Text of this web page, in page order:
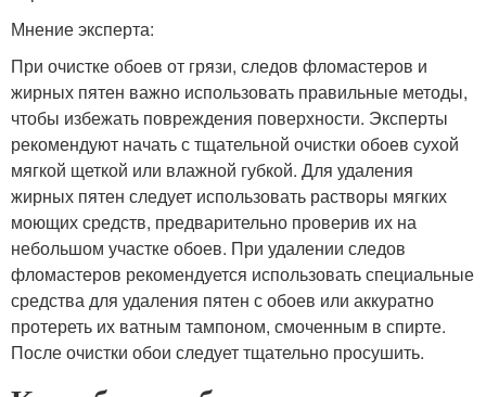
Мнение эксперта:
При очистке обоев от грязи, следов фломастеров и
жирных пятен важно использовать правильные методы,
чтобы избежать повреждения поверхности. Эксперты
рекомендуют начать с тщательной очистки обоев сухой
мягкой щеткой или влажной губкой. Для удаления
жирных пятен следует использовать растворы мягких
моющих средств, предварительно проверив их на
небольшом участке обоев. При удалении следов
фломастеров рекомендуется использовать специальные
средства для удаления пятен с обоев или аккуратно
протереть их ватным тампоном, смоченным в спирте.
После очистки обои следует тщательно просушить.